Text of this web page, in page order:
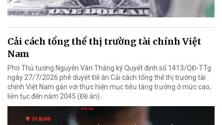
Cải cách tổng thể thị trường tài chính Việt
Nam
Phó Thủ tướng Nguyễn Văn Thắng ký Quyết định số 1413/QĐ-TTg
ngày 27/7/2026 phê duyệt Đề án Cải cách tổng thể thị trường tài
chính Việt Nam gắn với thực hiện mục tiêu tăng trưởng ở mức cao,
liên tục đến năm 2045 (Đề án).